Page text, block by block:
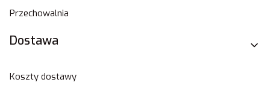
Przechowalnia
Dostawa
Koszty dostawy